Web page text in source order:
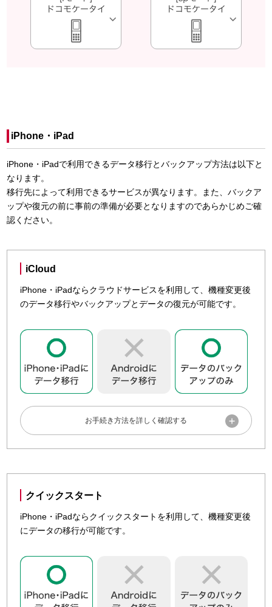
iPhone・iPad
iPhone・iPadで利用できるデータ移行とバックアップ方法は以下と
なります。
移行先によって利用できるサービスが異なります。また、バックア
ップや復元の前に事前の準備が必要となりますのであらかじめご確
認ください。
iCloud
iPhone・iPadならクラウドサービスを利用して、機種変更後
のデータ移行やバックアップとデータの復元が可能です。
に利用できるようにするために、事前に各アカウントを確認
dアカウントのID／パスワードを確認しましょう。
Apple Account／パスワードを確認しましょう。
お使いの機種のiOSのバージョンを最新にアップデートし
ましょう。
クイックスタート
iPhone・iPadならクイックスタートを利用して、機種変更後
にデータの移行が可能です。